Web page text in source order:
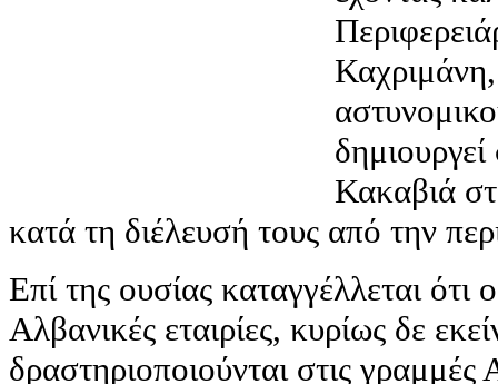
Καχριμάνη,
Κακαβιά
κατά τη διέλευσή τους από την
Επί της ουσίας καταγγέλλεται ότι
Αλβανικές εταιρίες, κυρίως δε
δραστηριοποιούνται στις